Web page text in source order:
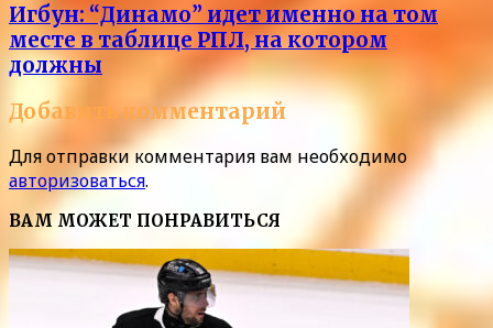
Игбун: “Динамо” идет именно на том
месте в таблице РПЛ, на котором
должны
Добавить комментарий
Для отправки комментария вам необходимо
авторизоваться.
ВАМ МОЖЕТ ПОНРАВИТЬСЯ